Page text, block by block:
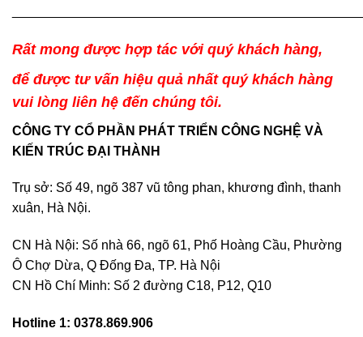
Rất mong được hợp tác với quý khách hàng,
để được tư vấn hiệu quả nhất quý khách hàng
vui lòng liên hệ đến chúng tôi.
CÔNG TY CỔ PHẦN PHÁT TRIỂN CÔNG NGHỆ VÀ
KIẾN TRÚC ĐẠI THÀNH
Trụ sở: Số 49, ngõ 387 vũ tông phan, khương đình, thanh
xuân, Hà Nội.
CN Hà Nội: Số nhà 66, ngõ 61, Phố Hoàng Cầu, Phường
Ô Chợ Dừa, Q Đống Đa, TP. Hà Nội
CN Hồ Chí Minh: Số 2 đường C18, P12, Q10
Hotline 1: 0378.869.906